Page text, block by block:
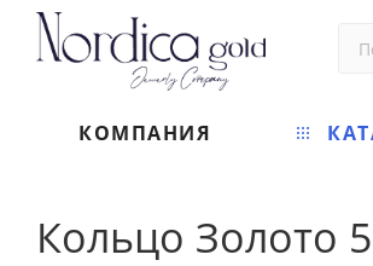
КОМПАНИЯ
Кольцо Золото